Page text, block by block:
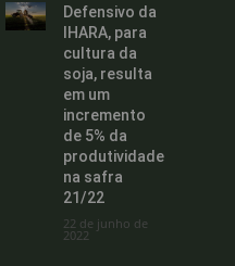
Defensivo da
IHARA, para
cultura da
soja, resulta
em um
incremento
de 5% da
produtividade
na safra
21/22
22 de junho de
2022